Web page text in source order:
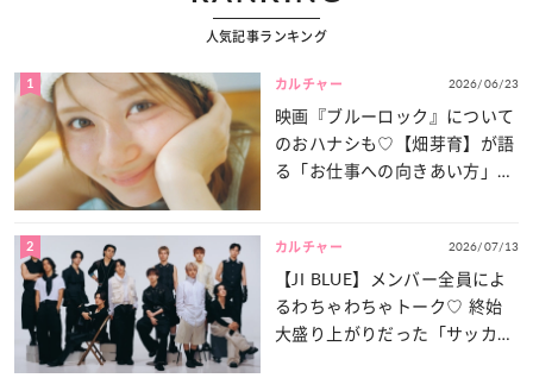
人気記事ランキング
1 カルチャー 2026/06/23
映画『ブルーロック』について
のおハナシも♡【畑芽育】が語
る「お仕事への向きあい方」と
2 カルチャー 2026/07/13
【JI BLUE】メンバー全員によ
るわちゃわちゃトーク♡ 終始
大盛り上がりだった「サッカー